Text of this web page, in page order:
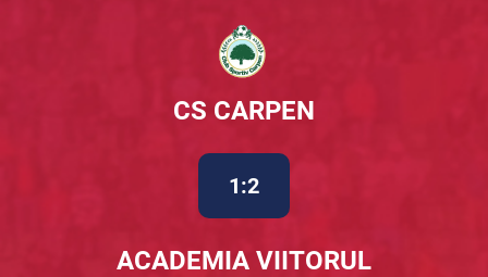
CS CARPEN
1:2
ACADEMIA VIITORUL